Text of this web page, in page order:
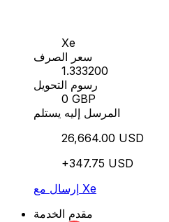
Xe
سعر الصرف
1.333200
رسوم التحويل
0 GBP
المرسل إليه يستلم
26,664.00 USD
+347.75 USD
إرسال مع Xe
مقدم الخدمة